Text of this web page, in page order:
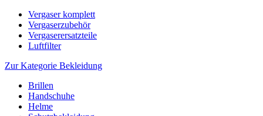
Vergaser komplett
Vergaserzubehör
Vergaserersatzteile
Luftfilter
Zur Kategorie Bekleidung
Brillen
Handschuhe
Helme